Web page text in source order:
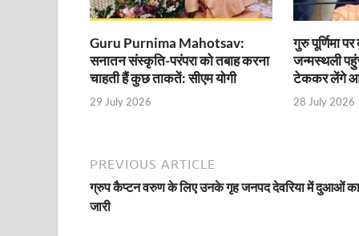
राजमिस्त्री, किसान और शिक्षक परिवारों के बेटे यूपीएससी
9New Sectoral Policy: 9 नई सेक्टोरल पॉलिसी, एक
संयुक्त निदेशक के एस चौहान ने मुख्यमंत्री को भेंट की अपनी
New haryana Industrial Policy: मुख्यमंत्री नायब सिंह
पीएम मोदी के संबोधन की बड़ी बातें
Modern Composite Sleepers: एआई की मदद से ट्रैक
Char Dham Yatra Action Plan: चारधाम यात्रा-
Guru Purnima Mahotsav:
सनातन संस्कृति-परंपरा को तबाह करना
चाहती हैं कुछ ताकतें: सीएम योगी
29 July 2026
गुरु पूर्णिमा
जन्मस्थली
टेककर लेंगे
28 July 2026
PREVIOUS ARTICLE
ग्रुप कैप्टन वरुण के लिए उनके गृह जनपद देवरिया में दुआओं का
जारी